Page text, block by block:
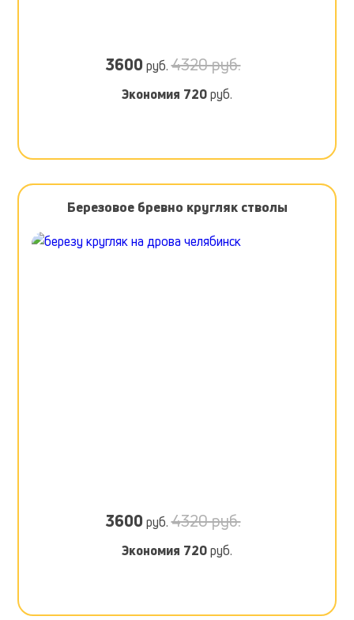
3600 руб.4320 руб.
Экономия 720руб.
Березовое бревно кругляк стволы
3600 руб.4320 руб.
Экономия 720руб.